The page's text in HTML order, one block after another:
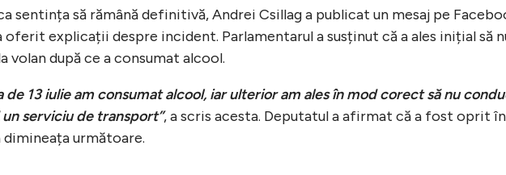
sentința să rămână definitivă, Andrei Csillag a publicat un mesaj pe
oferit explicații despre incident. Parlamentarul a susținut că a ales inițial să
volan după ce a consumat alcool.
de 13 iulie am consumat alcool, iar ulterior am ales în mod corect să nu
serviciu de transport”, a scris acesta. Deputatul a afirmat că a fost oprit în
următoare.